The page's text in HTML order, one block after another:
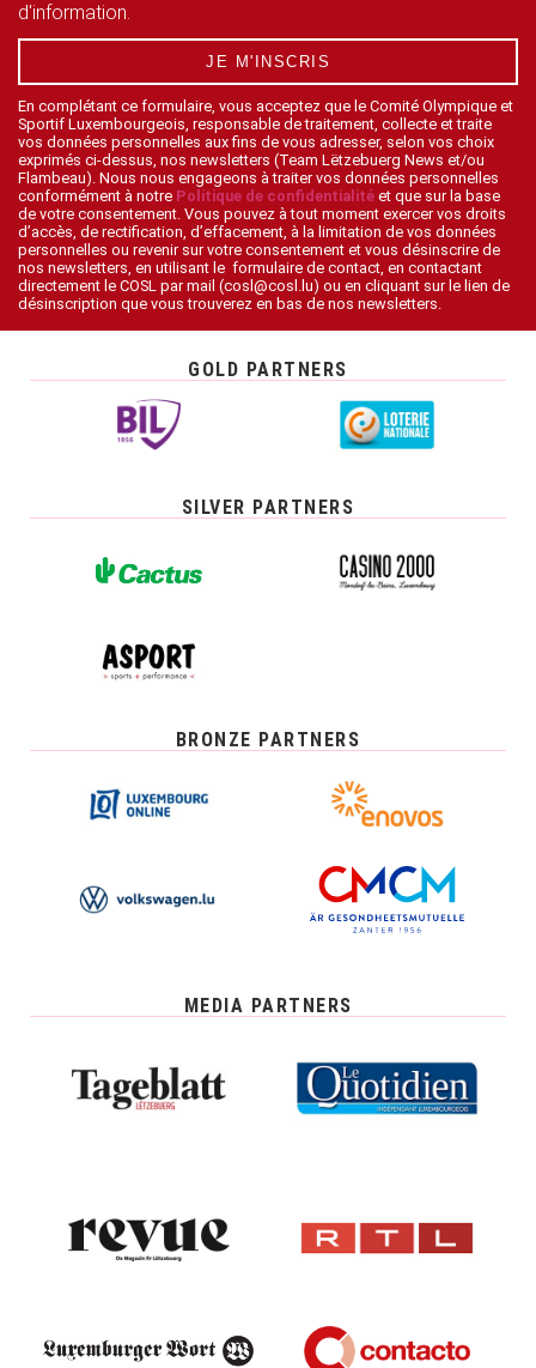
d'information.
JE M'INSCRIS
En complétant ce formulaire, vous acceptez que le Comité Olympique et
Sportif Luxembourgeois, responsable de traitement, collecte et traite
vos données personnelles aux fins de vous adresser, selon vos choix
exprimés ci-dessus, nos newsletters (Team Lëtzebuerg News et/ou
Flambeau). Nous nous engageons à traiter vos données personnelles
conformément à notre Politique de confidentialité et que sur la base
de votre consentement. Vous pouvez à tout moment exercer vos droits
d’accès, de rectification, d’effacement, à la limitation de vos données
personnelles ou revenir sur votre consentement et vous désinscrire de
nos newsletters, en utilisant le formulaire de contact, en contactant
directement le COSL par mail (cosl@cosl.lu) ou en cliquant sur le lien de
désinscription que vous trouverez en bas de nos newsletters.
GOLD PARTNERS
SILVER PARTNERS
BRONZE PARTNERS
MEDIA PARTNERS